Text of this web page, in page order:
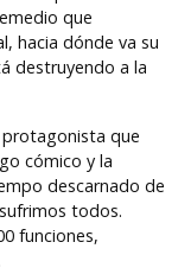
que
hacia dónde va su
destruyendo a la
que
cómico y la
descarnado de
todos.
funciones,